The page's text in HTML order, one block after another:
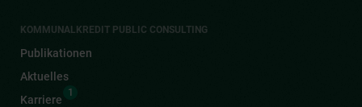
KOMMUNALKREDIT PUBLIC CONSULTING
Publikationen
Aktuelles
Karriere
1